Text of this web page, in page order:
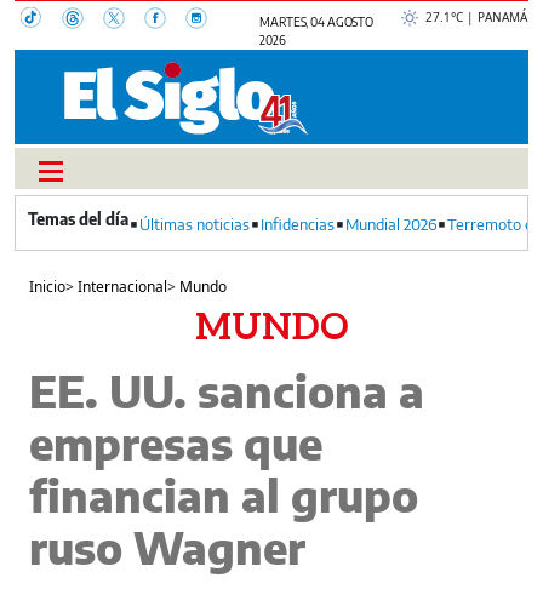
MARTES, 04 AGOSTO
2026
27.1°C | PANAMÁ
Últimas noticias Infidencias Mundial 2026 Terremoto
Inicio>Internacional> Mundo
MUNDO
EE. UU. sanciona a
empresas que
financian al grupo
ruso Wagner